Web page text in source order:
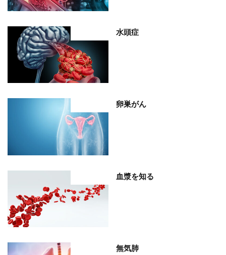
水頭症
卵巣がん
血漿を知る
無気肺